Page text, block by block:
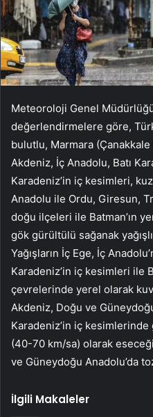
Meteoroloji Genel
değerlendirmelere göre,
bulutlu, Marmara
Akdeniz, İç Anadolu, Batı
Karadeniz’in iç kesimleri,
Anadolu ile Ordu, Giresun,
doğu ilçeleri ile Batman’ın
gök gürültülü sağanak
Yağışların İç Ege, İç
Karadeniz’in iç kesimleri ile
çevrelerinde yerel olarak
Akdeniz, Doğu ve
Karadeniz’in iç
(40-70 km/sa) olarak
ve Güneydoğu Anadolu’da
İlgili Makaleler